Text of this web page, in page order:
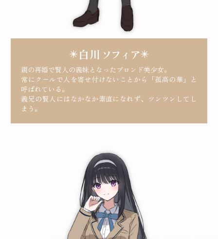
白川 ソフィア
親の再婚で賢人の義妹となったブロンド美少女。
常にクールで人を寄せ付けないことから「孤高の華」と
呼ばれている。
義兄の賢人にはなかなか素直になれず、ツンツンしてし
まう。